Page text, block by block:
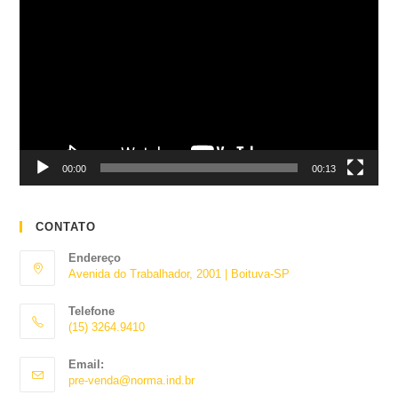
00:00 00:13
CONTATO
Endereço
Avenida do Trabalhador, 2001 | Boituva-SP
Telefone
(15) 3264.9410
em
seu
Email:
pre-venda@norma.ind.brAbre